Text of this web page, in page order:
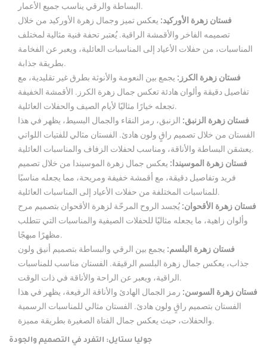
البساطة والرقي يناسب جميع الأعمار.
فستان زهرة الأوركيد: يعكس تميز وجمال زهرة الأوركيد من خلال
تصميمه الفاخر والأقمشة الراقية. يُعتبر تحفة فنية مثالية لمختلف
المناسبات، من حفلات الأعياد إلى المناسبات العائلية، ويعبر عن الفخامة
بطريقة جذابة.
فستان زهرة الكرز : يجمع بين النعومة والأنوثة بطرق غير تقليدية، مع
تفاصيل دقيقة وألوان هادئة تعكس جمال زهرة الكرز. الأقمشة الخفيفة
تجعله خيارًا مثاليًا لأيام الصيف والحفلات العائلية.
فستان زهرة الزنبق: الزنبق، رمز النقاء والجمال البسيط، يظهر في هذا
الفستان من خلال تصميم راقٍ ولون هادئ. الفستان مثالي للفتيات اللواتي
يعشقن البساطة والأناقة، ومناسب لحفلات الزفاف والمناسبات العائلية.
فستان زهرة الموسيندا : يعكس جمال زهرة الموسيندا من خلال تصميم
فريد وتفاصيل دقيقة، مع أقمشة خفيفة ومريحة، مما يجعله مناسبًا
للمناسبات المختلفة من حفلات الأعياد إلى المناسبات العائلية.
فستان زهرة الأقحوان:يُجسد الروح المرحّة لزهرة الأقحوان بتصميم مرح
وألوان زاهية، ما يجعله مثاليًا للحفلات الصيفية والمناسبات التي تتطلب
مظهرًا مبهجًا.
فستان زهرة البلسم: يجمع بين الرقي والبساطة بتصميم أنيق ولون
جذاب، يعكس جمال زهرة البلسم الرقيقة. الفستان مناسب للمناسبات
الراقية، ويعبر عن الراحة والأناقة في ذات الوقت.
فستان زهرة السوسن: رمز الجمال الهادئ والأناقة الرفيعة، يظهر في هذا
الفستان بتصميم راقٍ ولون هادئ. الفستان مثالي للمناسبات الرسمية
والحفلات، حيث يعكس جمال الفتاة الصغيرة بطريقة مميزة.
جوليا ستايل: التفرد في التصميم والجودة